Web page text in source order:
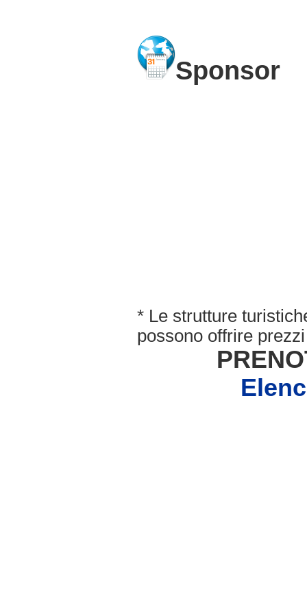
Sponsor
* Le strutture
possono offrire